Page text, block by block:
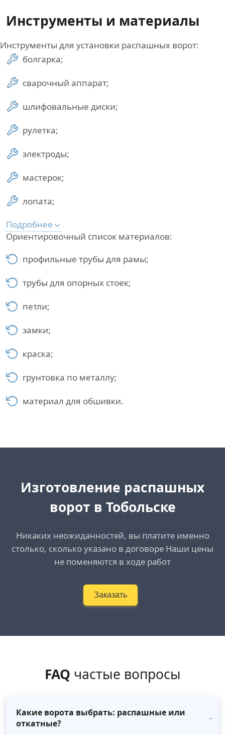
Инструменты и материалы
Инструменты для установки распашных ворот:
болгарка;
сварочный аппарат;
шлифовальные диски;
рулетка;
электроды;
мастерок;
лопата;
Подробнее
Ориентировочный список материалов:
профильные трубы для рамы;
трубы для опорных стоек;
петли;
замки;
краска;
грунтовка по металлу;
материал для обшивки.
Изготовление распашных
ворот в Тобольске
Никаких неожиданностей, вы платите именно
столько, сколько указано в договоре Наши цены
не поменяются в ходе работ
Заказать
FAQ частые вопросы
Какие ворота выбрать: распашные или
откатные?